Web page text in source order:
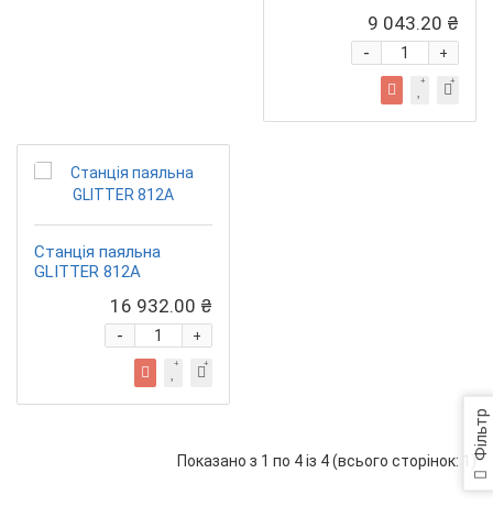
Фільтр
9 043.20 ₴
+
-
Станція паяльна
GLITTER 812A
16 932.00 ₴
+
-
Показано з 1 по 4 із 4 (всього сторінок: 1)